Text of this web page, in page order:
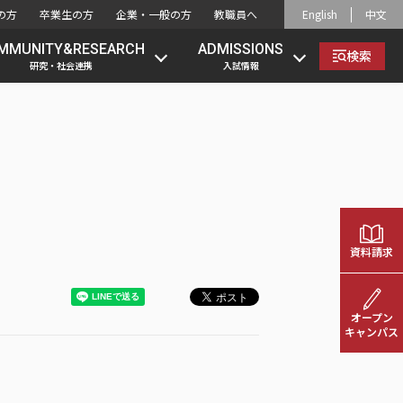
方 卒業生の方 企業・一般の方 教職員へ English 中文
研究・社会連携
ADMISSIONS
入試情報
検索
資料請求
オープン
キャンパス